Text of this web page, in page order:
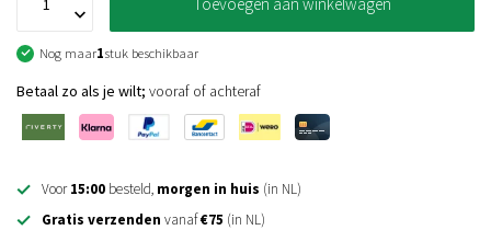
Nog maar1stuk beschikbaar
Betaal zo als je wilt; vooraf of achteraf
Voor15:00 besteld, morgen in huis (in NL)
Gratis verzenden vanaf€75 (in NL)